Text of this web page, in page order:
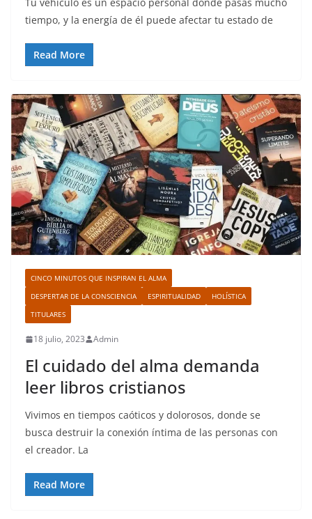
tiempo, y la energía de él puede afectar tu estado de
Read More
CINCO MINUTOS QUE INSPIRAN EL ALMA
DESPERTAR DE LA CONSCIENCIA
ESPIRITUALIDAD
HOLÍSTICA
TITULARES
18 julio, 2023 Admin
El cuidado del alma demanda
leer libros cristianos
Vivimos en tiempos caóticos y dolorosos, donde se
busca destruir la conexión íntima de las personas con
el creador. La
Read More